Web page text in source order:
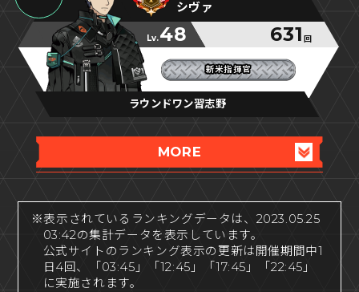
シヴァ
Lv.48 631 回
新米指揮官
新米指揮官
新米指揮官
ラウンドワン習志野
MORE
※表示されているランキングデータは、2023.05.25
03:42の集計データを表示しています。
公式サイトのランキング表示の更新は開催期間中1
日4回、「03:45」「12:45」「17:45」「22:45」
に実施されます。